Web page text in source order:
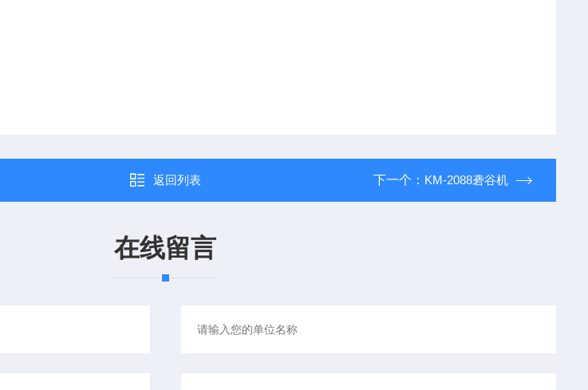
返回列表 下一个： KM-2088砻谷机
在线留言